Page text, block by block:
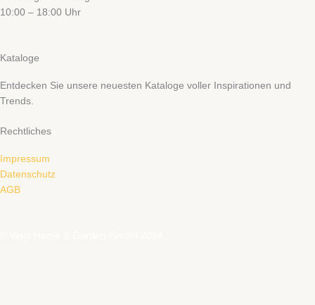
10:00 – 18:00 Uhr
Kataloge
Entdecken Sie unsere neuesten Kataloge voller Inspirationen und
Trends.
Rechtliches
Impressum
Datenschutz
AGB